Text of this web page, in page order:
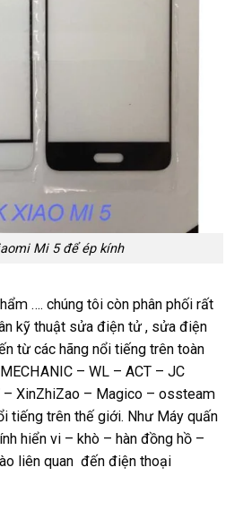
Mi 5 để ép kính
…. chúng tôi còn phân phối rất
kỹ thuật sửa điện tử , sửa điện
từ các hãng nổi tiếng trên toàn
– WL – ACT – JC
– XinZhiZao – Magico – ossteam
tiếng trên thế giới. Như Máy quấn
hiển vi – khò – hàn đồng hồ –
liên quan đến điện thoại